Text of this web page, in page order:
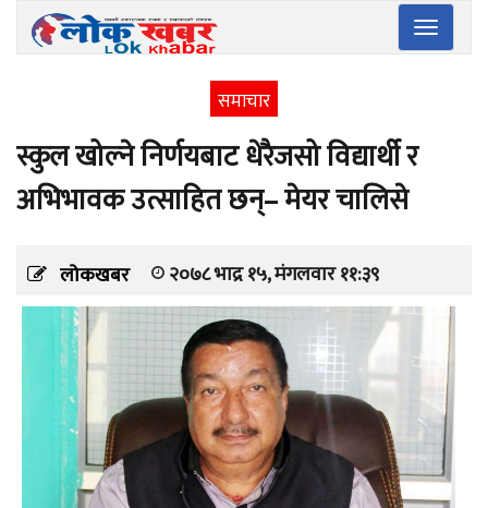
Toggle
समाचार
स्कुल खोल्ने निर्णयबाट धेरैजसो विद्यार्थी र
अभिभावक उत्साहित छन्– मेयर चालिसे
लोकखबर २०७८ भाद्र १५, मंगलवार ११:३९